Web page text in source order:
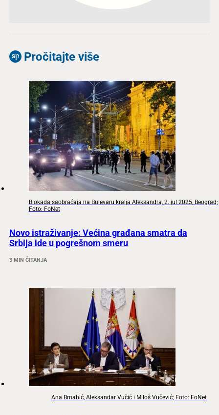
Pročitajte više
Blokada saobraćaja na Bulevaru kralja Aleksandra, 2. jul 2025, Beograd;
Foto: FoNet
Novo istraživanje: Većina građana smatra da
Srbija ide u pogrešnom smeru
3 MIN ČITANJA
Ana Brnabić, Aleksandar Vučić i Miloš Vučević; Foto: FoNet